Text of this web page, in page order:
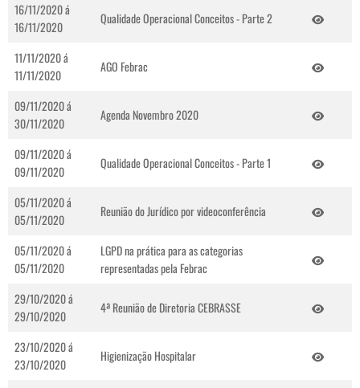
16/11/2020 á
16/11/2020
Qualidade Operacional Conceitos - Parte 2
11/11/2020 á
11/11/2020
AGO Febrac
09/11/2020 á
30/11/2020
Agenda Novembro 2020
09/11/2020 á
09/11/2020
Qualidade Operacional Conceitos - Parte 1
05/11/2020 á
05/11/2020
Reunião do Jurídico por videoconferência
05/11/2020 á
05/11/2020
LGPD na prática para as categorias
representadas pela Febrac
29/10/2020 á
29/10/2020
4ª Reunião de Diretoria CEBRASSE
23/10/2020 á
23/10/2020
Higienização Hospitalar